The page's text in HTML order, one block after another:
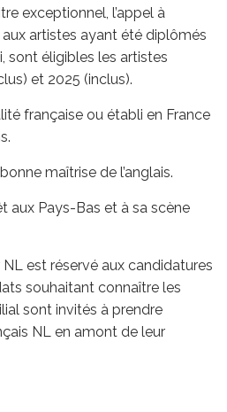
exceptionnel, l’appel à
artistes ayant été diplômés
sont éligibles les artistes
et 2025 (inclus).
française ou établi en France
maîtrise de l’anglais.
aux Pays-Bas et à sa scène
est réservé aux candidatures
souhaitant connaître les
sont invités à prendre
NL en amont de leur